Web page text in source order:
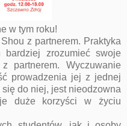
w tym roku!
z partnerem. Praktyka
zrozumieć swoje
partnerem. Wyczuwanie
prowadzenia jej z jednej
do niej, jest nieodzowna
duże korzyści w życiu